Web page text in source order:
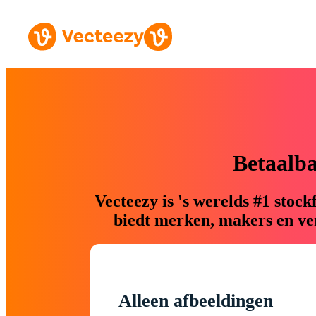
Vecteezy is 's werelds #1
biedt merken, makers en
Alleen afbeeldingen